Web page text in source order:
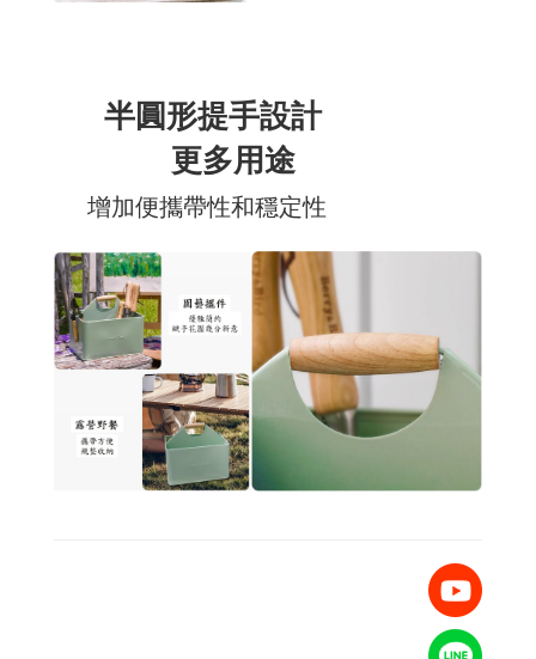
半圓形提手設計
更多用途
增加便攜帶性和穩定性